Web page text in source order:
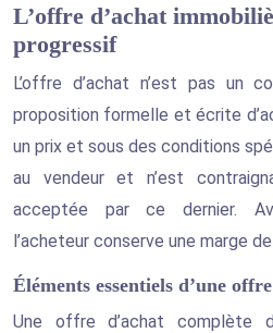
L’offre d’achat
progressif
L’offre d’achat n’est pas un
proposition formelle et écrite
un prix et sous des conditions
au vendeur et n’est
acceptée par ce dernier.
l’acheteur conserve une marge
Éléments essentiels d’une
Une offre d’achat complète